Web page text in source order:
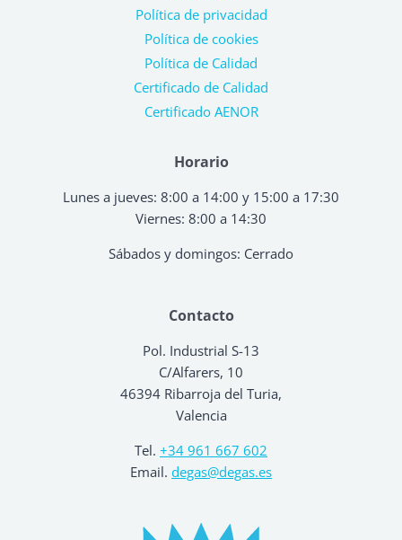
Contacto
Pol. Industrial S-13
C/Alfarers, 10
46394 Ribarroja del Turia,
Valencia
Tel. +34 961 667 602
Email. degas@degas.es
Horario
Lunes a jueves: 8:00 a 14:00 y 15:00 a 17:30
Viernes: 8:00 a 14:30
Sábados y domingos: Cerrado
Política de privacidad
Política de cookies
Política de Calidad
Certificado de Calidad
Certificado AENOR